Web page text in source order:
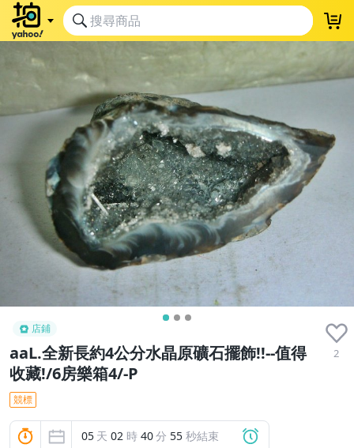
店鋪
aaL.全新長約4公分水晶原礦石擺飾!!--值得
收藏!/6房樂箱4/-P
2
競標
05 天 02 時 40分 54 秒結束